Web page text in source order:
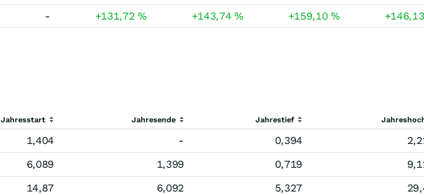
- +131,72% +143,74% +159,10%
Jahresstart Jahresende Jahrestief
1,404 - 0,394
6,089 1,399 0,719
14,87 6,092 5,327